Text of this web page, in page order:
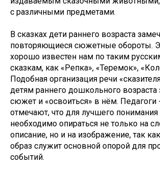
с различными предметами.
В сказках дети раннего возраста
повторяющиеся сюжетные обороты.
хорошо известен нам по таким
сказкам, как «Репка», «Теремок»,
Подобная организация речи
детям раннего дошкольного возраста
сюжет и «освоиться» в нём. Педагоги
отмечают, что для лучшего понимания
необходимо опираться не только на
описание, но и на изображение, так
образ служит основной опорой для
событий.